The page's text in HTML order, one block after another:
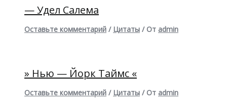
— Удел Салема
Оставьте комментарий / Цитаты / От admin
» Нью — Йорк Таймс «
Оставьте комментарий / Цитаты / От admin